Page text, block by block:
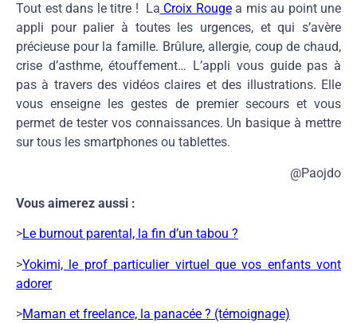
Tout est dans le titre ! La Croix Rougea mis au point une
appli pour palier à toutes les urgences, et qui s’avère
précieuse pour la famille. Brûlure, allergie, coup de chaud,
crise d’asthme, étouffement… L’appli vous guide pas à
pas à travers des vidéos claires et des illustrations. Elle
vous enseigne les gestes de premier secours et vous
permet de tester vos connaissances. Un basique à mettre
sur tous les smartphones ou tablettes.
@Paojdo
Vous aimerez aussi :
>Le burnout parental, la fin d’un tabou ?
>Yokimi, le prof particulier virtuel que vos enfants vont
adorer
>Maman et freelance, la panacée ? (témoignage)